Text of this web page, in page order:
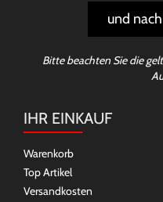
und
Bitte beachten Sie die
IHR EINKAUF
Warenkorb
Top Artikel
Versandkosten